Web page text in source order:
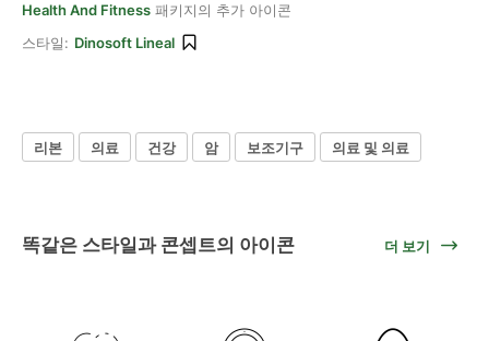
Health And Fitness 패키지의 추가 아이콘
스타일: Dinosoft Lineal
리본 의료 건강 암 보조기구 의료 및 의료
똑같은 스타일과 콘셉트의 아이콘 더 보기